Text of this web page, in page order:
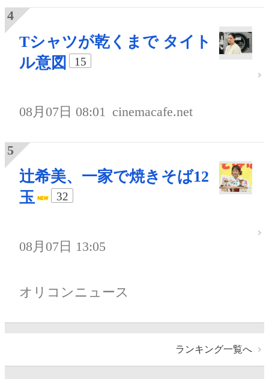
Tシャツが乾くまで タイト
ル意図
15
08月07日 08:01 cinemacafe.net
辻希美、一家で焼きそば12
玉
32
08月07日 13:05
オリコンニュース
ランキング一覧へ